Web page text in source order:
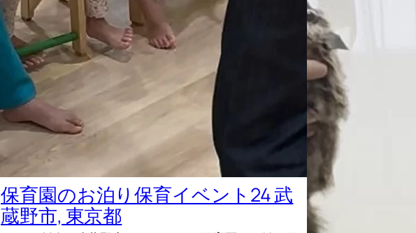
保育園のお泊り保育イベント24 武
蔵野市, 東京都